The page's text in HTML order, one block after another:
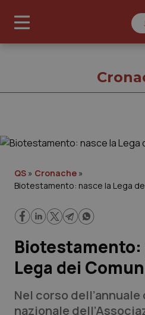
Cronache
Lavoro e Professioni
Scienza e Farmaci
QS » Cronache »
Biotestamento: nasce la Lega
Biotestamento:
Lega dei
Nel corso
nazionale